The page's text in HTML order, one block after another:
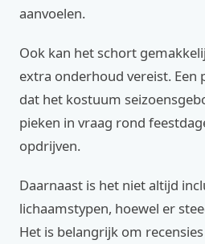
aanvoelen.
Ook kan het schort
extra onderhoud vereist. Een
dat het kostuum
pieken in vraag rond
opdrijven.
Daarnaast is het niet altijd
lichaamstypen, hoewel er
Het is belangrijk om